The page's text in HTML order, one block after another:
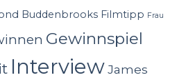
Buddenbrooks Filmtipp Frau
Gewinnspiel
InterviewJames